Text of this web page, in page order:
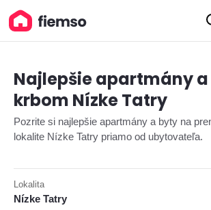
Najlepšie apartmány
krbom Nízke Tatry
Pozrite si najlepšie apartmány a byty na
lokalite Nízke Tatry priamo od ubytovateľa.
Lokalita
Nízke Tatry